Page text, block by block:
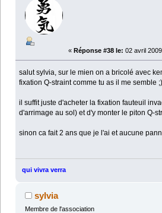
« Réponse #38 le: 02 avril
salut sylvia, sur le mien on a bricolé avec
fixation Q-straint comme tu as il me semble ;)
il suffit juste d'acheter la fixation fauteuil
d'arrimage au sol) et d'y monter le piton Q-
sinon ca fait 2 ans que je l'ai et aucune
qui vivra verra
sylvia
Membre de l'association